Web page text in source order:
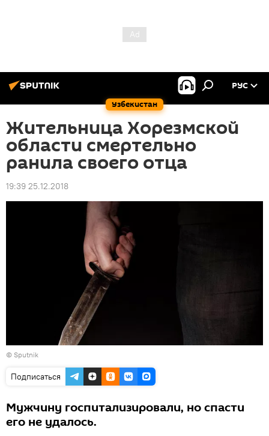
Узбекистан
РУС
Жительница Хорезмской
области смертельно
ранила своего отца
19:39 25.12.2018
© Sputnik
Подписаться
Мужчину госпитализировали, но спасти
его не удалось.